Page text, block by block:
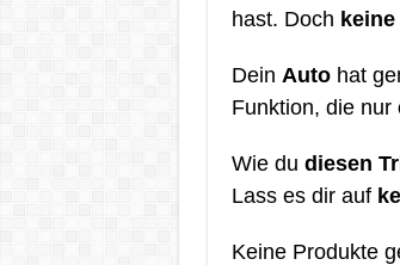
hast. Doch
Dein Autohat
Funktion, die nur
Wie du diesen
Lass es dir auf
Keine Produkte